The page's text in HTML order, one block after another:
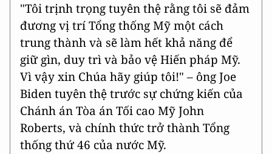
"Tôi trịnh trọng tuyên thệ rằng tôi sẽ đảm
đương vị trí Tổng thống Mỹ một cách
trung thành và sẽ làm hết khả năng để
giữ gìn, duy trì và bảo vệ Hiến pháp Mỹ.
Vì vậy xin Chúa hãy giúp tôi!" – ông Joe
Biden tuyên thệ trước sự chứng kiến của
Chánh án Tòa án Tối cao Mỹ John
Roberts, và chính thức trở thành Tổng
thống thứ 46 của nước Mỹ.